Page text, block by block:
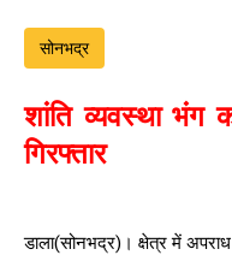
सोनभद्र
शांति व्यवस्था भंग
गिरफ्तार
डाला(सोनभद्र)। क्षेत्र में